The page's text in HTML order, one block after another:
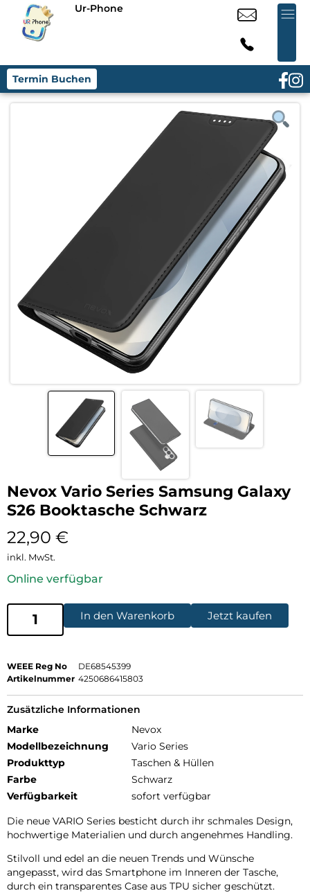
Ur-Phone
Termin Buchen
Nevox Vario Series Samsung Galaxy
S26 Booktasche Schwarz
22,90 €
inkl. MwSt.
Online verfügbar
In den Warenkorb Jetzt kaufen
WEEE Reg No
DE68545399
Artikelnummer 4250686415803
Zusätzliche Informationen
Marke
Nevox
Modellbezeichnung
Vario Series
Produkttyp
Taschen & Hüllen
Farbe
Schwarz
Verfügbarkeit
sofort verfügbar
Die neue VARIO Series besticht durch ihr schmales Design,
hochwertige Materialien und durch angenehmes Handling.
Stilvoll und edel an die neuen Trends und Wünsche
angepasst, wird das Smartphone im Inneren der Tasche,
durch ein transparentes Case aus TPU sicher geschützt.